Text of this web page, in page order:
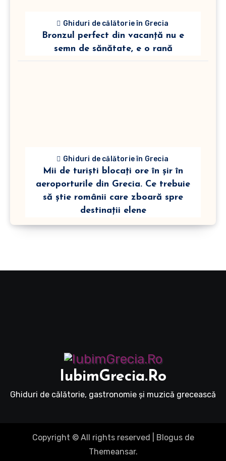
Ghiduri de călătorie în Grecia
Bronzul perfect din vacanță nu e
semn de sănătate, e o rană
Ghiduri de călătorie în Grecia
Mii de turiști blocați ore în șir în
aeroporturile din Grecia. Ce trebuie
să știe românii care zboară spre
destinații elene
IubimGrecia.Ro
Ghiduri de călătorie, gastronomie și muzică grecească
Copyright © All rights reserved Blogusde
Themeansar.